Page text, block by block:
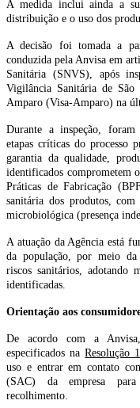
A medida inclui ainda a
distribuição e o uso dos
A decisão foi tomada a
conduzida pela Anvisa em
Sanitária (SNVS), após
Vigilância Sanitária de
Amparo (Visa-Amparo) na
Durante a inspeção, foram
etapas críticas do processo
garantia da qualidade,
identificados comprometem
Práticas de Fabricação
sanitária dos produtos, com
microbiológica (presença
A atuação da Agência está
da população, por meio da
riscos sanitários, adotando
identificadas.
Orientação aos
De acordo com a
especificados naResolução
uso e entrar em contato
(SAC) da empresa
recolhimento.